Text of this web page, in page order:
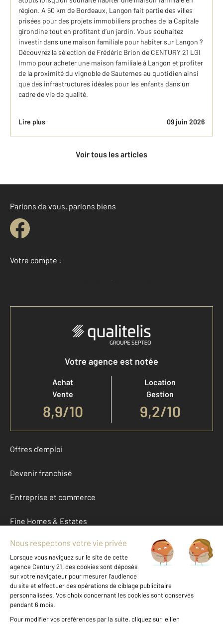
région. A 50 km de Bordeaux, Langon fait partie des villes
prisées pour des projets immobiliers proches de la Capitale
girondine tout en profitant d’un jardin. Vous souhaitez
investir dans une maison familiale pour habiter sur Langon ?
Découvrez la sélection de Frédéric Brion de CENTURY 21 LGI
Immo pour acheter une maison familiale à Langon et profiter
de la proximité du vignoble de Sauternes au quotidien ainsi
que des infrastructures idéales pour les enfants dans un
cadre de vie de qualité.
Lire plus 09 juin 2026
Voir tous les articles
Parlons de vous, parlons biens
Votre compte :
Accéder à mon compte
Votre agence est notée
Achat
Vente
8,9/10
Location
Gestion
9,2/10
Offres d'emploi
Devenir franchisé
Entreprise et commerce
Fine Homes & Estates
À propos
International
Nous contacter